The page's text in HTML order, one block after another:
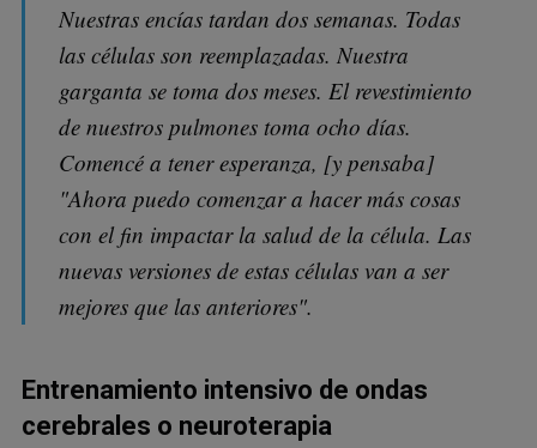
Nuestras encías tardan dos semanas. Todas
las células son reemplazadas. Nuestra
garganta se toma dos meses. El revestimiento
de nuestros pulmones toma ocho días.
Comencé a tener esperanza, [y pensaba]
"Ahora puedo comenzar a hacer más cosas
con el fin impactar la salud de la célula. Las
nuevas versiones de estas células van a ser
mejores que las anteriores".
Entrenamiento intensivo de ondas
cerebrales o neuroterapia